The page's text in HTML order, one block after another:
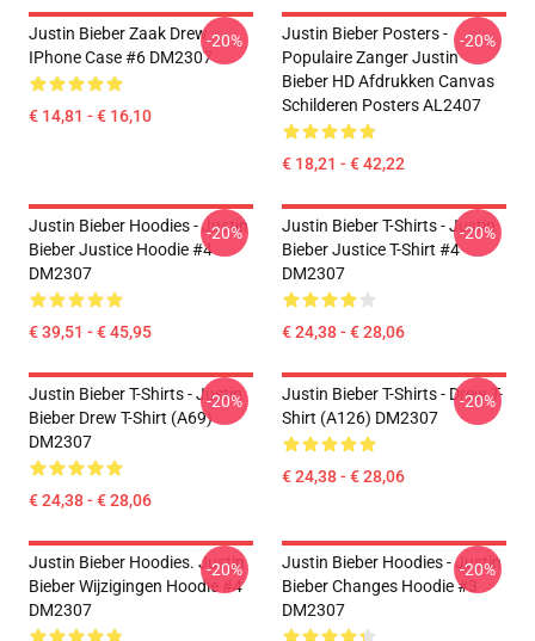
Justin Bieber Zaak Drew
IPhone Case #6 DM2307
€ 14,81 - € 16,10
-20%
Justin Bieber Posters -
Populaire Zanger Justin
Bieber HD Afdrukken Canvas
Schilderen Posters AL2407
€ 18,21 - € 42,22
-20%
Justin Bieber Hoodies - Justin
Bieber Justice Hoodie #4
DM2307
€ 39,51 - € 45,95
-20%
Justin Bieber T-Shirts - Justin
Bieber Justice T-Shirt #4
DM2307
€ 24,38 - € 28,06
-20%
Justin Bieber T-Shirts - Justin
Bieber Drew T-Shirt (A69)
DM2307
€ 24,38 - € 28,06
-20%
Justin Bieber T-Shirts - Drew T-
Shirt (A126) DM2307
€ 24,38 - € 28,06
-20%
Justin Bieber Hoodies. Justin
Bieber Wijzigingen Hoodie #4
DM2307
-20%
Justin Bieber Hoodies - Justin
Bieber Changes Hoodie #3
DM2307
-20%